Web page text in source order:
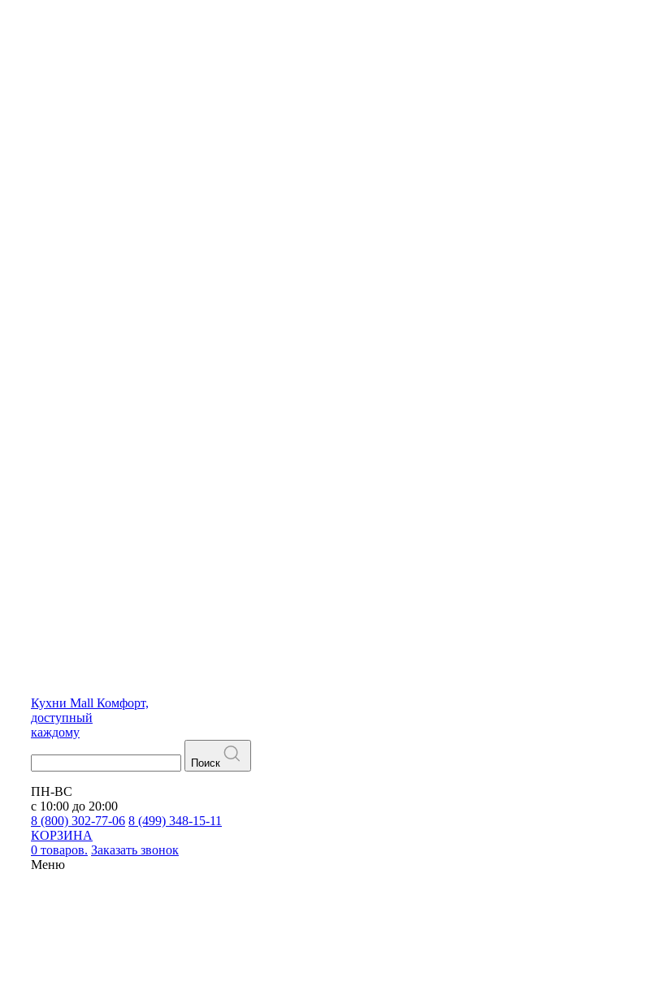
Кухни Mall Комфорт,
доступный
каждому
Поиск
ПН-ВС
с 10:00 до 20:00
8 (800) 302-77-06 8 (499) 348-15-11
КОРЗИНА
0 товаров. Заказать звонок
Меню